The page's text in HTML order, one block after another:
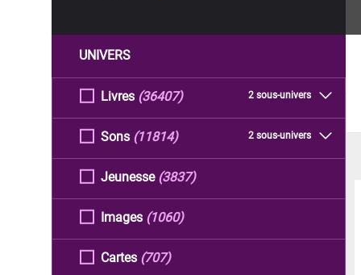
UNIVERS
Livres 2 sous-univers
(36407)
Sons 2 sous-univers
(11814)
Jeunesse (3837)
Images (1060)
Cartes (707)